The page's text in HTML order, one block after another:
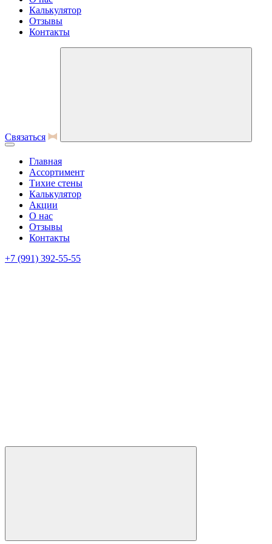
Калькулятор
Отзывы
Контакты
Связаться
Главная
Ассортимент
Тихие стены
Калькулятор
Акции
О нас
Отзывы
Контакты
+7 (991) 392-55-55